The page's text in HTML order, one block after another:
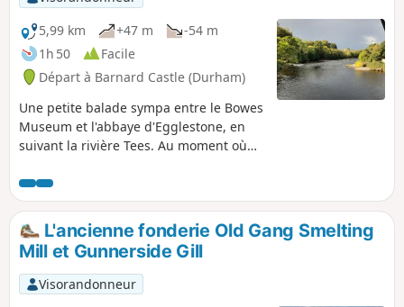
5,99 km
+47 m
-54 m
1h 50
Facile
Départ à Barnard Castle (Durham)
Une petite balade sympa entre le Bowes
Museum et l'abbaye d'Egglestone, en
suivant la rivière Tees. Au moment où
Museum fonctionne toujours avec des
billets à heure fixe. Si tu planifies bien
ta visite, tu peux combiner la visite du
musée avec la balade, ou l'inverse.
Attention, les portes du musée ferment
à 17 h. Si tu penses arriver plus tard,
gare-toi à l'extérieur du parc du musée.
L'ancienne fonderie Old Gang Smelting
Mill et Gunnerside Gill
Visorandonneur